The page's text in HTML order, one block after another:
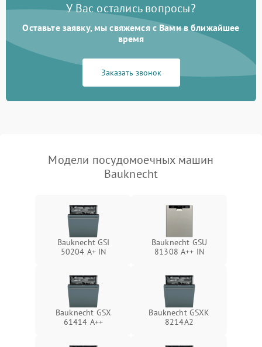
Не работает сушилка 2100 ₽ Подробнее →
Сбои в работе таймера 1700 ₽
У Вас остались вопросы?
Оставьте заявку, мы свяжемся с Вами в ближайшее
время
Заказать звонок
Модели посудомоечных машин
Bauknecht
Bauknecht GSI
50204 A+ IN
Bauknecht GSU
81308 A++ IN
Bauknecht GSX
61414 A++
Bauknecht GSXK
8214A2